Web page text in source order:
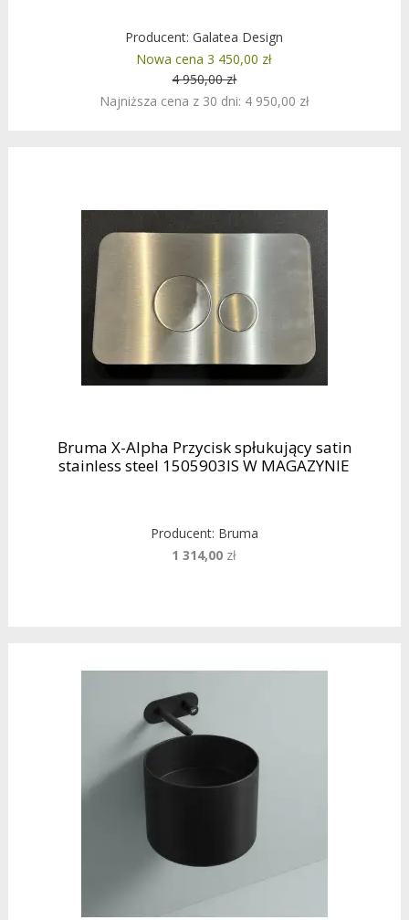
Producent:Galatea Design
Nowa cena 3 450,00 zł
4 950,00 zł
Najniższa cena z 30 dni: 4 950,00 zł
Bruma X-Alpha Przycisk spłukujący satin
stainless steel 1505903IS W MAGAZYNIE
Producent: Bruma
1 314,00 zł